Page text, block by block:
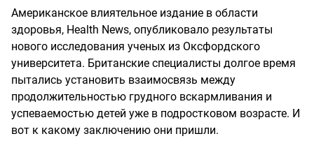
Американское влиятельное издание в области
здоровья, Health News, опубликовало результаты
нового исследования ученых из Оксфордского
университета. Британские специалисты долгое время
пытались установить взаимосвязь между
продолжительностью грудного вскармливания и
успеваемостью детей уже в подростковом возрасте. И
вот к какому заключению они пришли.